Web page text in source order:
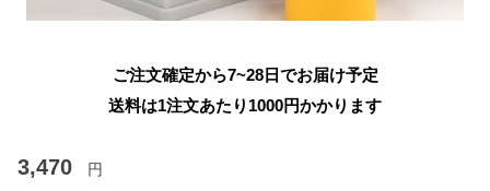
ご注文確定から7~28日でお届け予定
送料は1注文あたり 1000円かかります
3,470 円